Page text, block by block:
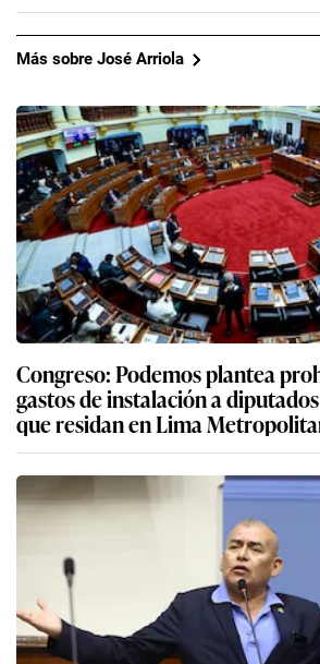
Más sobre José Arriola
Congreso: Podemos plantea
gastos de instalación a
que residan en Lima